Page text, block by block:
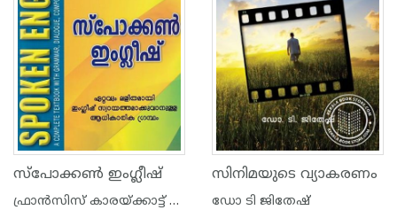
സ്പോക്കണ്‍ ഇംഗ്ലീഷ്
ഫ്രാന്‍സിസ് കാരയ്ക്കാട്ട് ഏസ് ഡി ബി
സിനിമയുടെ വ്യാകരണം
ഡോ ടി ജിതേഷ്